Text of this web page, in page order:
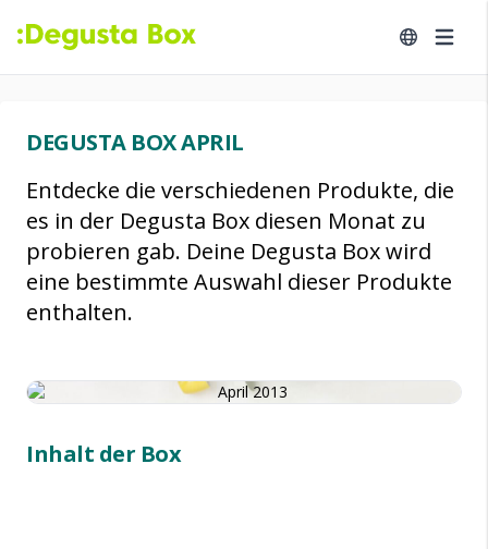
DEGUSTA BOX APRIL
Entdecke die verschiedenen Produkte, die
es in der Degusta Box diesen Monat zu
probieren gab. Deine Degusta Box wird
eine bestimmte Auswahl dieser Produkte
enthalten.
Inhalt der Box